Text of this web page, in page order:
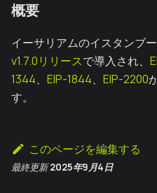
概要
イーサリアムのイスタンブ
v1.7.0リリースで導入され、
1344、 EIP-1844、 EIP-2200
す。
このページを編集する
最終更新 2025年9月4日